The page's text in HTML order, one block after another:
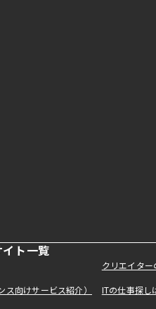
イト一覧
クリエイタ
ス向けサービス紹介） ITの仕事探